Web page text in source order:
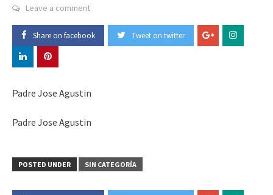
Leave a comment
Share on facebook Tweet on twitter
Padre Jose Agustin
Padre Jose Agustin
POSTED UNDER SIN CATEGORÍA